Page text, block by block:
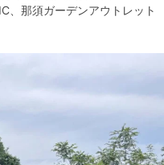
、那須ガーデンアウトレット